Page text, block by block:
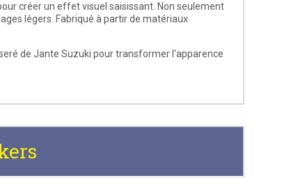
créer un effet visuel saisissant. Non seulement
légers. Fabriqué à partir de matériaux
de Jante Suzuki pour transformer l'apparence